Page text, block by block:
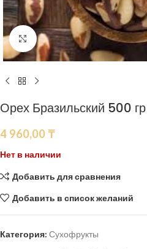
Нажмите, чтобы увеличить
Орех Бразильский 500 гр
4 960,00 ₸
Нет в наличии
Добавить для сравнения
Добавить в список желаний
Категория: Сухофрукты